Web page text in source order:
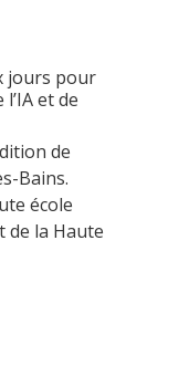
jours pour
et de
de
Bains.
école
de la Haute